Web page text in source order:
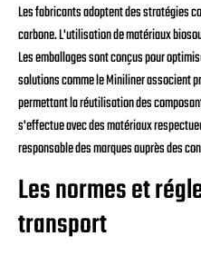
Les fabricants adoptent des stratégies
carbone. L'utilisation de matériaux
Les emballages sont conçus pour
solutions comme le Miniliner associent
permettant la réutilisation des
s'effectue avec des matériaux
responsable des marques auprès des
Les normes et
transport